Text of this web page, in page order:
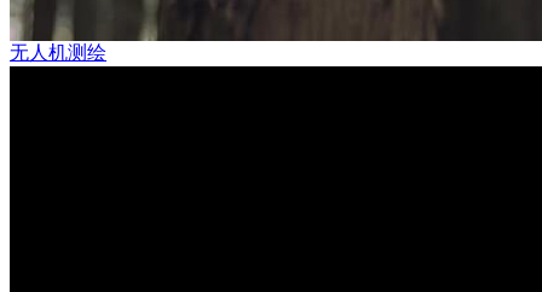
无人机测绘